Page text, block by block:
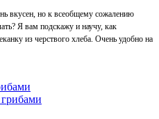
вкусен, но к всеобщему сожалению
Я вам подскажу и научу, как
из черствого хлеба. Очень удобно на